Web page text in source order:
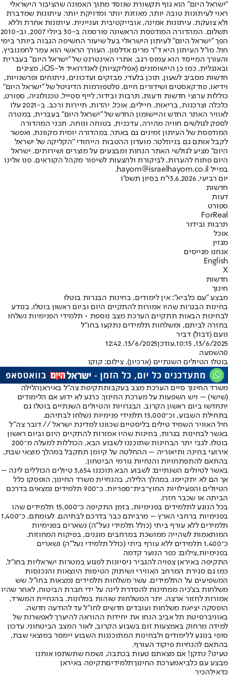
"ישראל היום" הוא גוף תקשורת שנוסד מתוך האמונה שהציבור הישראלי
ראוי לעיתונות טובה יותר, מאוזנת יותר ומדויקת יותר. עיתונות שמדברת
ולא צועקת. עיתונות אמינה, אובייקטיבית ועניינית. עיתונות אחרת וללא
תשלום. המהדורה המודפסת הראשונה פורסמה ב-30 ביולי 2007, וב-2010
הפך "ישראל היום" לעיתון הישראלי בעל שיעור החשיפה הגבוה ביותר בימי
חול. מו"ל העיתון היא ד"ר מרים אדלסון. העורך הראשי הוא עמר לחמנוביץ,
והעורך המייסד הוא עמוס רגב. אתרי האינטרנט של "ישראל היום" בעברית
ובאנגלית, כמו כן היישומונים (אפליקציות) לאנדרואיד ול-iOS, מציגים
חדשות מסביב לשעון, תוכן בלעדי, מבזקים ועדכונים, ניתוחים ופרשנויות,
וידיאו, פודקאסטים ושידורים חיים. פלטפורמות הדיגיטל של "ישראל היום"
כוללות ערוצי חדשות ודעות, תרבות ובידור, לייף סטייל, טכנולוגיה, ספורט,
כלכלה וצרכנות, בריאות, חיילים, אוכל, יהדות, תיירות ורכב. ב-2021 עלו
לאוויר האתר החדש והיישומון החדש של "ישראל היום" בעברית, במטרה
לספק לגולשים חוויה מהירה, עדכנית, בטוחה ונוחה. תכני המהדורה
המודפסת של העיתון זמינים גם באתר, במהדורה יומית מקוונת, ואפשר
לקבל אותם גם בניוזלטר. מועדון ההטבות הייחודי "הקליקה של ישראל
היום" מציע לגולשי האתר הנחות ומבצעים על מוצרים ושירותים. ישראל
היום פתוח להערות, לביקורת ולהצעות לשיפור מקהל הקוראים. פנו אלינו
במייל hayom@israelhayom.co.il.
יום רביעי, 3.6.2026
י"ח בסיון תשפ"ו
חדשות
דעות
ספורט
ForReal
תרבות ובידור
אוכל
מגזין
אנחנו מגייסים
English
X
חדשות
חינוך
מבצע "עם כלביא": אין לימודים, בחינות הבגרות בוטלו
בחינות הבגרות שהיו אמורות להתקיים היום וביום ראשון בוטלו, בנודע
לבחינות הבאות תתקיים הערכת מצב נוספת • תלמידי הפנימיות נשלחו
בחזרה לביתם, ומשלחות תלמידים נתקעו בחו"ל
נועם (דבול) דביר
13/6/2025, 10:15
,עודכן13/6/2025, 12:42
0השמעה
בוטלו הטיולים השנתיים (ארכיון). צילום: קוקו
משרד החינוך סיים הערכת מצב בעקבותתקיפת צה"ל באיראןהלילה
(שישי) – ויש השפעות על מערכת החינוך. כרגע לא ידוע אם הלימודים
יתחדשו ביום ראשון הקרוב. הבגרויות והטיולים השנתיים בוטלו גם
בתחילת השבוע, וכ־15,000 תלמידי פנימיות נשלחו לבתיהם.
חיל האוויר השמיד טילים בליסטיים שכוונו למדינת ישראל // דובר צה"ל
באשר לבחינות בגרות, בחינות שהיו אמורות להתקיים היום וביום ראשון
בוטלו. לגבי יתר הבחינות שתוכננו לשבוע הבא, הכוללות למעלה מ־200
אירועי בחינה ותיאוריה – ההחלטה על קיומן תתקבל במהלך מוצאי שבת,
בהתאם להתפתחויות והנחיות גורמי הביטחון.
באשר לטיולים השנתיים: לשבוע הבא תוכננו 3,654 טיולים הכוללים לינה –
אך הם לא יתקיימו. במהלך הלילה, בהנחיית משרד החינוך, הופסקו כלל
הטיולים והפעילויות החוץ־בית־ספריות. כ־900 תלמידים נמצאים בדרכם
הביתה או שכבר חזרו.
בכל הנוגע לתלמידים בפנימיות, בזמן התקיפה כ־15,000 תלמידים שהו
בפנימיות ברחבי הארץ – מרביתם כבר בדרכם לבתיהם. לעומתם, כ־1,400
תלמידים ללא עורף ביתי (כולל תלמידי נעל"ה) נשארים בפנימיות
המותאמות לשהייה ממושכת במרחבים מוגנים, בפיקוח המחוזות.
כ־1,400 תלמידים ללא עורף ביתי (כולל תלמידי נעל"ה) נשארים
בפנימיות,צילום: כפר הנוער קדמה
התקיפה באיראן צפויה להגביר ניסיונות לפגוע במטרות ישראליות בחו"ל,
כמו גם סגירת המרחב האווירי ושיתוק הטיסות היוצאות והנכנסות
המשפיעים על התלמידים. עשר משלחות תלמידים נמצאות בחו"ל. שש
משלחות בצ'כיה ממתינות להסדרת לינה על ידי חברת הביטוח, לאחר שהיו
אמורות לחזור ארצה. יתר המשלחות שוהות במלונות. בהנחיית המשרד,
הופסקה יציאת משלחות ועובדים חדשים לחו"ל עד להודעה חדשה.
באוניברסיטת תל אביב הנחו את יחידות ההוראה להיערך לאפשרות של
למידה מרחוק באמצעות זום בשבוע הקרוב, לאור המצב הביטחוני. עדכון
סופי בנוגע ללימודים ולבחינות המתוכננות השבוע יימסר במוצאי שבת,
בהתאם להנחיות פיקוד העורף.
טעינו? נתקן! אם מצאתם טעות בכתבה, נשמח שתשתפו אותנו
מבצע עם כלביאמערכת החינוךתלמידיםתקיפה באיראן
כדאילהכיר